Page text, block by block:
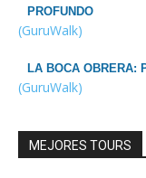
PROFUNDO
(GuruWalk)
LA BOCA OBRERA:
(GuruWalk)
MEJORES TOURS